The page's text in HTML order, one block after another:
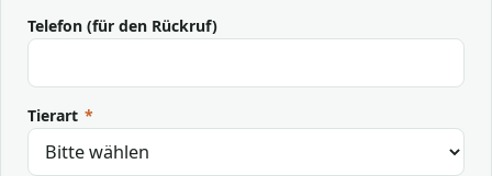
Telefon (für den Rückruf)
Tierart *